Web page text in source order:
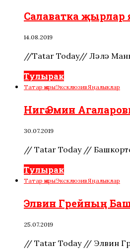
Салаватка җырлар
14.08.2019
//Tatar Today// Ләлә
Тулырак
Татар җырыЭксклюзивЯңалыклар
Нигә Эмин
30.07.2019
// Tatar Today //
Тулырак
Татар җырыЭксклюзивЯңалыклар
Элвин Грейның
25.07.2019
// Tatar Today // Элвин